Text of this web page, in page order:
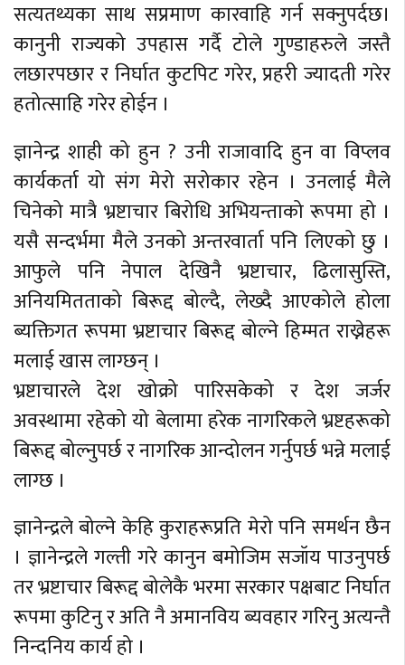
सत्यतथ्यका साथ सप्रमाण कारवाहि गर्न सक्नुपर्दछ।
कानुनी राज्यको उपहास गर्दै टोले गुण्डाहरुले जस्तै
लछारपछार र निर्घात कुटपिट गरेर, प्रहरी ज्यादती गरेर
हतोत्साहि गरेर होईन ।
ज्ञानेन्द्र शाही को हुन ? उनी राजावादि हुन वा विप्लव
कार्यकर्ता यो संग मेरो सरोकार रहेन । उनलाई मैले
चिनेको मात्रै भ्रष्टाचार बिरोधि अभियन्ताको रूपमा हो ।
यसै सन्दर्भमा मैले उनको अन्तरवार्ता पनि लिएको छु ।
आफुले पनि नेपाल देखिनै भ्रष्टाचार, ढिलासुस्ति,
अनियमितताको बिरूद्द बोल्दै, लेख्दै आएकोले होला
ब्यक्तिगत रूपमा भ्रष्टाचार बिरूद्द बोल्ने हिम्मत राख्नेहरू
मलाई खास लाग्छन् ।
भ्रष्टाचारले देश खोक्रो पारिसकेको र देश जर्जर
अवस्थामा रहेको यो बेलामा हरेक नागरिकले भ्रष्टहरूको
बिरूद्द बोल्नुपर्छ र नागरिक आन्दोलन गर्नुपर्छ भन्ने मलाई
लाग्छ ।
ज्ञानेन्द्रले बोल्ने केहि कुराहरूप्रति मेरो पनि समर्थन छैन
। ज्ञानेन्द्रले गल्ती गरे कानुन बमोजिम सजॉय पाउनुपर्छ
तर भ्रष्टाचार बिरूद्द बोलेकै भरमा सरकार पक्षबाट निर्घात
रूपमा कुटिनु र अति नै अमानविय ब्यवहार गरिनु अत्यन्तै
निन्दनिय कार्य हो ।